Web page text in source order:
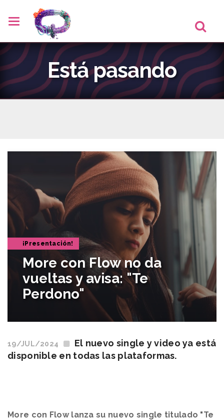
Está pasando
¡Presentación!
More con Flow no da
vueltas y avisa: "Te
Perdono"
19/JUL/2024
El nuevo single y video ya está
disponible en todas las plataformas.
More con Flow lanza su nuevo single titulado "Te